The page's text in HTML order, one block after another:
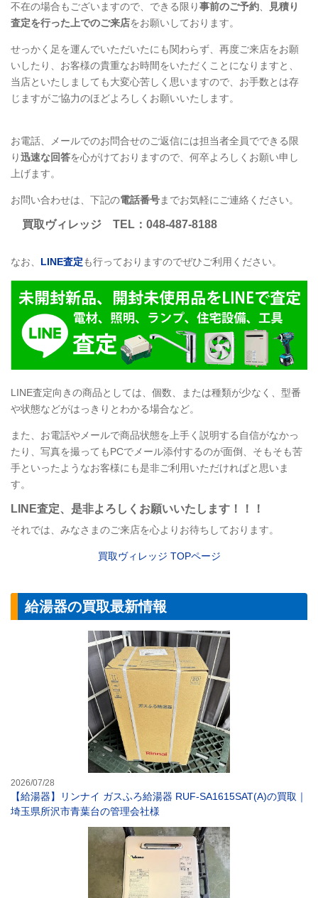
不在の場合もございますので、できる限り事前のご予約
見積り
査定を行った上でのご来店をお願いしております。
せっかく足を運んでいただいたにも関わらず、再度ご来店をお願
いしたり、お客様の貴重なお時間をいただくことになりますと、
当店といたしましても大変心苦しく思いますので、お手数とは存
じますがご協力のほどよろしくお願いいたします。
お電話、メールでのお問合せのご返信には担当者全員でできる限
り迅速な回答を心がけておりますので、何卒よろしくお願い申し
上げます。
お問い合わせは、下記の電話番号までお気軽にご連絡ください。
買取ヴィレッジ TEL ：048-487-8188
なお、 LINE査定も行っておりますのでぜひご利用ください。
LINE査定向きの商品としては、個数、または種類が少なく、型番
や状態などがはっきりとわかる場合など。
また、お電話やメールで商品状態を上手く説明する自信がなかっ
たり、写真を撮ってもPCでメール添付するのが面倒、そもそも苦
手といったようなお客様にも是非ご利用いただければと思いま
す。
LINE査定、是非よろしくお願いいたします！！！
それでは、みなさまのご来店を心よりお待ちしております。
買取ヴィレッジ TOPページ
給湯器の買取最新情報
2026/07/28
【給湯器】リンナイ ガスふろ給湯器 RUF-SA1615SAT(A)の買取｜
埼玉県所沢市青葉台の管理会社様